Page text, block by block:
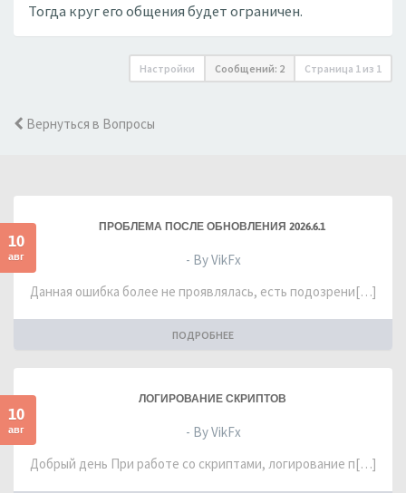
Тогда круг его общения будет ограничен.
Настройки Сообщений: 2 Страница 1 из 1
Вернуться в Вопросы
10
авг
ПРОБЛЕМА ПОСЛЕ ОБНОВЛЕНИЯ 2026.6.1
- By VikFx
Данная ошибка более не проявлялась, есть подозрени[…]
ПОДРОБНЕЕ
10
авг
ЛОГИРОВАНИЕ СКРИПТОВ
- By VikFx
Добрый день При работе со скриптами, логирование п[…]